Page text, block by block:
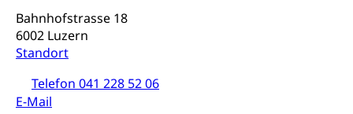
Bahnhofstrasse 18
6002 Luzern
Standort
Telefon 041 228 52 06
E-Mail
regionale Erschöpfung, nationale Erschöpfung,
internationale Erschöpfung, Preisabsprache, Kartell,
Cassis-deDijon-Prinzip
Lebensmittelkontrolle und
Krankenversicherung